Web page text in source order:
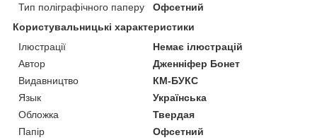
Тип поліграфічного паперу
Офсетний
Користувальницькі характеристики
Ілюстрації
Немає ілюстрацій
Автор
Дженніфер Бонет
Видавництво
КМ-БУКС
Язык
Українська
Обложка
Твердая
Папір
Офсетний